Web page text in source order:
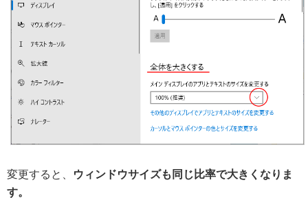
変更すると、
ウィンドウサイズも同じ比率で大きくなりま
す。